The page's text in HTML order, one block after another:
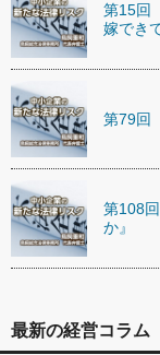
第15回
嫁でき
第79回
第108
か』
最新の経営コラム